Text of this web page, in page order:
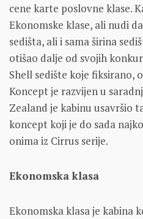
cene karte poslovne klase.
Ekonomske klase, ali nudi
sedišta, ali i sama širina
otišao dalje od svojih
Shell sedište koje fiksirano,
Koncept je razvijen u
Zealand je kabinu usavršio
koncept koji je do sada
onima iz Cirrus serije.
Ekonomska klasa
Ekonomska klasa je kabina